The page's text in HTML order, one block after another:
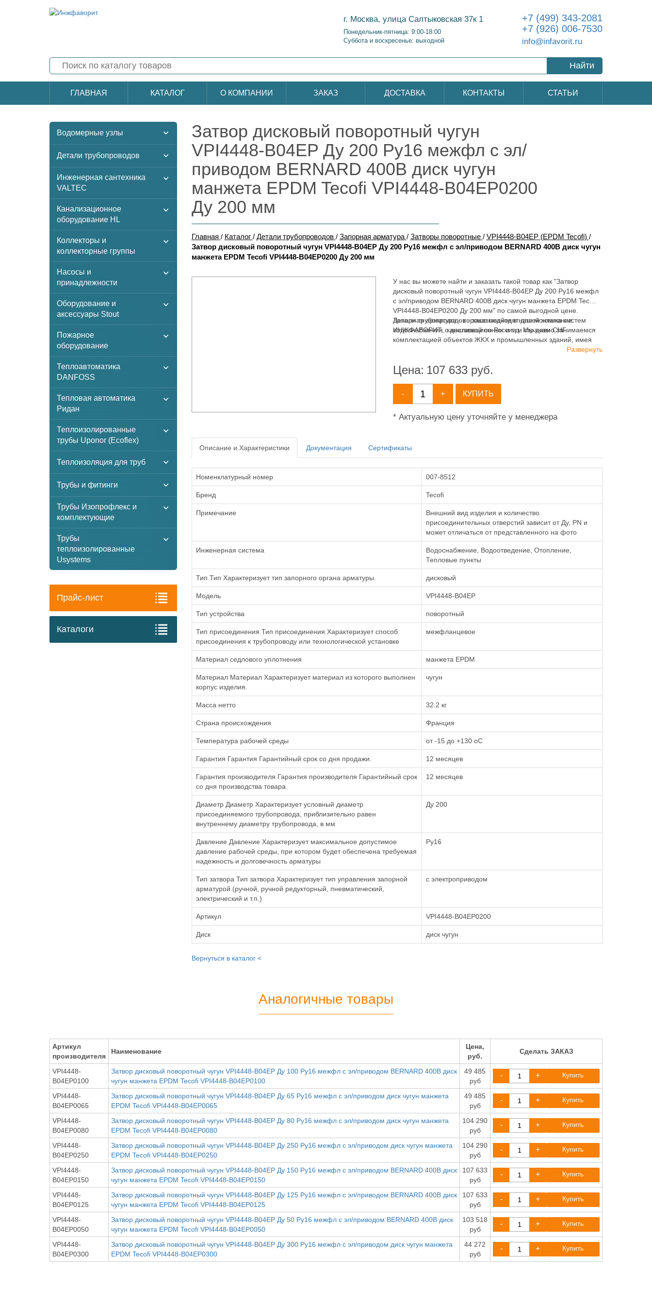
г. Москва, улица Салтыковская 37к 1
Понедельник-пятница: 9:00-18:00
Суббота и воскресенье: выходной
+7 (499) 343-2081
+7 (926) 006-7530
info@infavorit.ru
Найти
ГЛАВНАЯ КАТАЛОГ О КОМПАНИИ ЗАКАЗ ДОСТАВКА КОНТАКТЫ СТАТЬИ
Водомерные узлы
Детали трубопроводов
Инженерная сантехника
VALTEC
Канализационное
оборудование HL
Коллекторы и
коллекторные группы
Насосы и
принадлежности
Оборудование и
аксессуары Stout
Пожарное
оборудование
Теплоавтоматика
DANFOSS
Тепловая автоматика
Ридан
Теплоизолированные
трубы Uponor (Ecoflex)
Теплоизоляция для труб
Трубы и фитинги
Трубы Изопрофлекс и
комплектующие
Трубы
теплоизолированные
Usystems
Прайс-лист
Каталоги
Затвор дисковый поворотный чугун
VPI4448-B04EP Ду 200 Ру16 межфл с эл/
приводом BERNARD 400В диск чугун
манжета EPDM Tecofi VPI4448-B04EP0200
Ду 200 мм
Главная / Каталог / Детали трубопроводов / Запорная арматура / Затворы поворотные / VPI4448-B04EP (EPDM Tecofi) /
Затвор дисковый поворотный чугун VPI4448-B04EP Ду 200 Ру16 межфл с эл/приводом BERNARD 400В диск чугун
манжета EPDM Tecofi VPI4448-B04EP0200 Ду 200 мм
У нас вы можете найти и заказать такой товар как "Затвор
дисковый поворотный чугун VPI4448-B04EP Ду 200 Ру16 межфл
с эл/приводом BERNARD 400В диск чугун манжета EPDM Tecofi
VPI4448-B04EP0200 Ду 200 мм" по самой выгодной цене.
Запорная арматура - хорошо подходят для монтажа систем
водоснабжения, канализационных и т.д. Мы давно занимаемся
комплектацией объектов ЖКХ и промышленных зданий, имея
широкий ассортимент продукции для систем: отопления,
Детали трубопроводов - заказывайте в нашей компании
ИНЖФАВОРИТ, с доставкой по России и странам СНГ.
Развернуть
Цена: 107 633руб.
- + КУПИТЬ
* Актуальную цену уточняйте у менеджера
Описание и Характеристики Документация Сертификаты
Номенклатурный номер 007-8512
Бренд Tecofi
Примечание
Внешний вид изделия и количество
присоединительных отверстий зависит от Ду, PN и
может отличаться от представленного на фото
Инженерная система
Водоснабжение, Водоотведение, Отопление,
Тепловые пункты
Тип Тип Характеризует тип запорного органа арматуры. дисковый
Модель VPI4448-B04EP
Тип устройства поворотный
Тип присоединения Тип присоединения Характеризует способ
присоединения к трубопроводу или технологической установке
межфланцевое
Материал седлового уплотнения манжета EPDM
Материал Материал Характеризует материал из которого выполнен
корпус изделия.
чугун
Масса нетто 32.2 кг
Страна происхождения Франция
Температура рабочей среды от -15 до +130 oC
Гарантия Гарантия Гарантийный срок со дня продажи. 12 месяцев
Гарантия производителя Гарантия производителя Гарантийный срок
со дня производства товара.
12 месяцев
Диаметр Диаметр Характеризует условный диаметр
присоединяемого трубопровода, приблизительно равен
внутреннему диаметру трубопровода, в мм
Ду 200
Давление Давление Характеризует максимальное допустимое
давление рабочей среды, при котором будет обеспечена требуемая
надежность и долговечность арматуры
Ру16
Тип затвора Тип затвора Характеризует тип управления запорной
арматурой (ручной, ручной редукторный, пневматический,
электрический и т.п.)
с электроприводом
Артикул VPI4448-B04EP0200
Диск диск чугун
Вернуться в каталог <
Аналогичные товары
Артикул
производителя
Наименование
Цена,
руб.
Сделать ЗАКАЗ
VPI4448-
B04EP0100
Затвор дисковый поворотный чугун VPI4448-B04EP Ду 100 Ру16 межфл с эл/приводом BERNARD 400В диск
чугун манжета EPDM Tecofi VPI4448-B04EP0100
49 485
руб
- + Купить
VPI4448-
B04EP0065
Затвор дисковый поворотный чугун VPI4448-B04EP Ду 65 Ру16 межфл с эл/приводом диск чугун манжета
EPDM Tecofi VPI4448-B04EP0065
49 485
руб
- + Купить
VPI4448-
B04EP0080
Затвор дисковый поворотный чугун VPI4448-B04EP Ду 80 Ру16 межфл с эл/приводом диск чугун манжета
EPDM Tecofi VPI4448-B04EP0080
104 290
руб
- + Купить
VPI4448-
B04EP0250
Затвор дисковый поворотный чугун VPI4448-B04EP Ду 250 Ру16 межфл с эл/приводом диск чугун манжета
EPDM Tecofi VPI4448-B04EP0250
104 290
руб
- + Купить
VPI4448-
B04EP0150
Затвор дисковый поворотный чугун VPI4448-B04EP Ду 150 Ру16 межфл с эл/приводом BERNARD 400В диск
чугун манжета EPDM Tecofi VPI4448-B04EP0150
107 633
руб
- + Купить
VPI4448-
B04EP0125
Затвор дисковый поворотный чугун VPI4448-B04EP Ду 125 Ру16 межфл с эл/приводом BERNARD 400В диск
чугун манжета EPDM Tecofi VPI4448-B04EP0125
107 633
руб
- + Купить
VPI4448-
B04EP0050
Затвор дисковый поворотный чугун VPI4448-B04EP Ду 50 Ру16 межфл с эл/приводом BERNARD 400В диск
чугун манжета EPDM Tecofi VPI4448-B04EP0050
103 518
руб
- + Купить
VPI4448-
B04EP0300
Затвор дисковый поворотный чугун VPI4448-B04EP Ду 300 Ру16 межфл с эл/приводом диск чугун манжета
EPDM Tecofi VPI4448-B04EP0300
44 272
руб
- + Купить